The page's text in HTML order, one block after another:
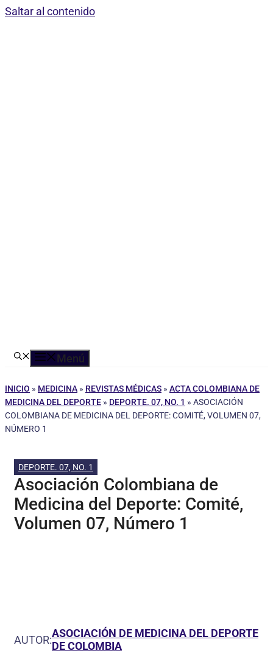
Saltar al contenido
Menú
INICIO » MEDICINA » REVISTAS MÉDICAS » ACTA COLOMBIANA DE
MEDICINA DEL DEPORTE » DEPORTE. 07, NO. 1 » ASOCIACIÓN
COLOMBIANA DE MEDICINA DEL DEPORTE: COMITÉ, VOLUMEN 07,
NÚMERO 1
DEPORTE. 07, NO. 1
Asociación Colombiana de
Medicina del Deporte: Comité,
Volumen 07, Número 1
AUTOR:ASOCIACIÓN DE MEDICINA DEL DEPORTE
DE COLOMBIA